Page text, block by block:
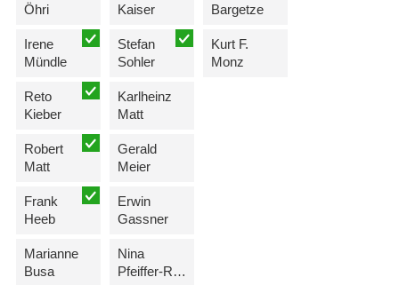
Öhri
Irene
Mündle
Reto
Kieber
Robert
Matt
Frank
Heeb
Marianne
Busa
Kaiser
Stefan
Sohler
Karlheinz
Matt
Gerald
Meier
Erwin
Gassner
Nina
Pfeiffer-Ritter
Bargetze
Kurt F.
Monz